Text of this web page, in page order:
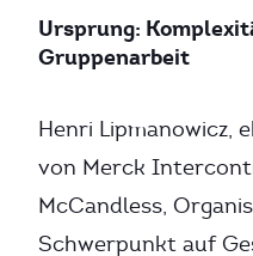
Ursprung:
Gruppenarbeit
Henri Lipmanowicz,
von Merck
McCandless,
Schwerpunkt auf